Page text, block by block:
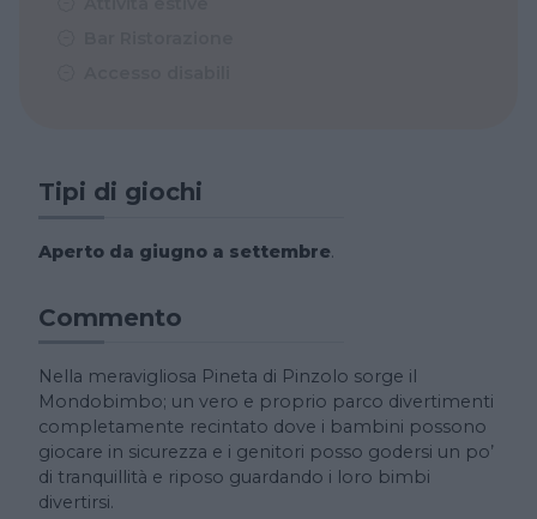
Tipi di giochi
Aperto da giugno a settembre.
Commento
Nella meravigliosa Pineta di Pinzolo sorge il
Mondobimbo; un vero e proprio parco divertimenti
completamente recintato dove i bambini possono
giocare in sicurezza e i genitori posso godersi un po’
di tranquillità e riposo guardando i loro bimbi
divertirsi.